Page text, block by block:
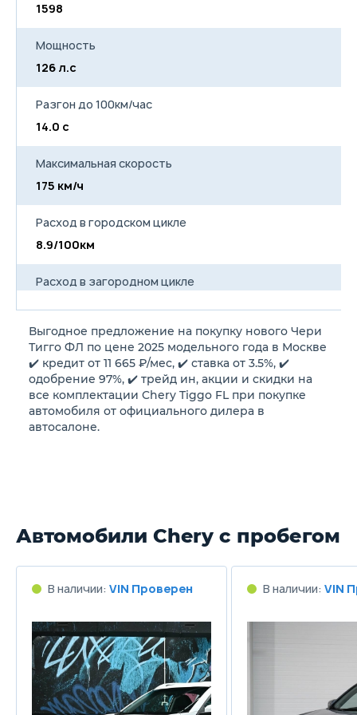
1598
Мощность
126 л.с
Разгон до 100км/час
14.0 с
Максимальная скорость
175 км/ч
Расход в городском цикле
8.9/100км
Расход в загородном цикле
Расход в смешанном цикле
6.7/100км
Объем топливного бака
57 л
1765 мм
1705 мм
Колёсная база
2510 мм
Клиренс
Выгодное предложение на покупку нового Чери
Тигго ФЛ по цене 2025 модельного года в Москве
✔️ кредит от 11 665 ₽/мес, ✔️ ставка от 3.5%, ✔️
одобрение 97%, ✔️ трейд ин, акции и скидки на
все комплектации Chery Tiggo FL при покупке
автомобиля от официального дилера в
автосалоне.
Автомобили Chery с пробегом
В наличии: VIN Проверен В наличии: VIN